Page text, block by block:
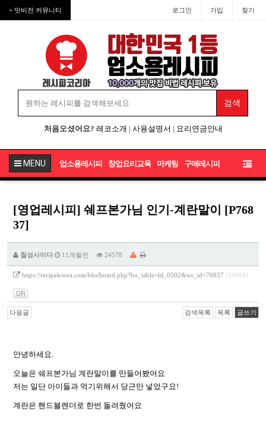
+ 맛비전 커뮤니티 로그인 가입 찾기
처음오셨어요? 레코소개 | 사용설명서 | 요리연금안내
MENU 업소용레시피 창업요리교육 마케팅 구매레시피
[영업레시피] 쉐프본가님 인기-계란말이 [P768
37]
칠성사이다 11개월전 24578
https://recipekorea.com/bbs/board.php?bo_table=ld_0502&wr_id=76837 (10984)
다음글 검색목록 목록 글쓰기
안녕하세요.
오늘은 쉐프본가님 계란말이를 만들어봤어요
저는 일단 아이들과 먹기위해서 당근만 넣었구요!
계란은 핸드블렌더로 한번 돌려줬어요